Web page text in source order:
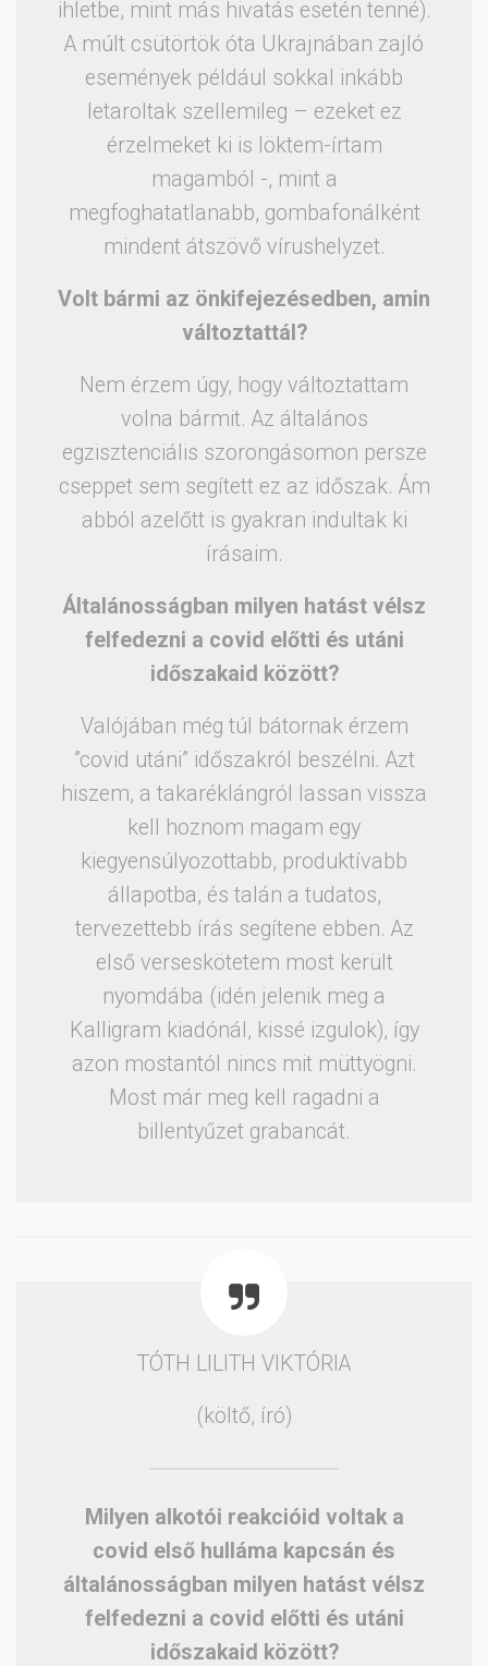
ihletbe, mint más hivatás esetén tenné).
A múlt csütörtök óta Ukrajnában zajló
események például sokkal inkább
letaroltak szellemileg – ezeket ez
érzelmeket ki is löktem-írtam
magamból -, mint a
megfoghatatlanabb, gombafonálként
mindent átszövő vírushelyzet.
Volt bármi az önkifejezésedben, amin
változtattál?
Nem érzem úgy, hogy változtattam
volna bármit. Az általános
egzisztenciális szorongásomon persze
cseppet sem segített ez az időszak. Ám
abból azelőtt is gyakran indultak ki
írásaim.
Általánosságban milyen hatást vélsz
felfedezni a covid előtti és utáni
időszakaid között?
Valójában még túl bátornak érzem
”covid utáni” időszakról beszélni. Azt
hiszem, a takaréklángról lassan vissza
kell hoznom magam egy
kiegyensúlyozottabb, produktívabb
állapotba, és talán a tudatos,
tervezettebb írás segítene ebben. Az
első verseskötetem most került
nyomdába (idén jelenik meg a
Kalligram kiadónál, kissé izgulok), így
azon mostantól nincs mit müttyögni.
Most már meg kell ragadni a
billentyűzet grabancát.
TÓTH LILITH VIKTÓRIA
(költő, író)
Milyen alkotói reakcióid voltak a
covid első hulláma kapcsán és
általánosságban milyen hatást vélsz
felfedezni a covid előtti és utáni
időszakaid között?